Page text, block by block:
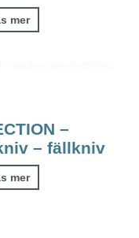
mer
–
– fällkniv
mer